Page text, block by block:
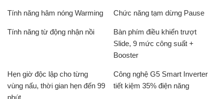
Tính năng hâm nóng Warming Chức năng tạm dừng Pause
Tính năng từ động nhận nồi
Bàn phím điều khiển trượt
Slide, 9 mức công suất +
Booster
Hẹn giờ độc lập cho từng
vùng nấu, thời gian hẹn đến 99
phút
Công nghệ G5 Smart Inverter
tiết kiệm 35% điện năng